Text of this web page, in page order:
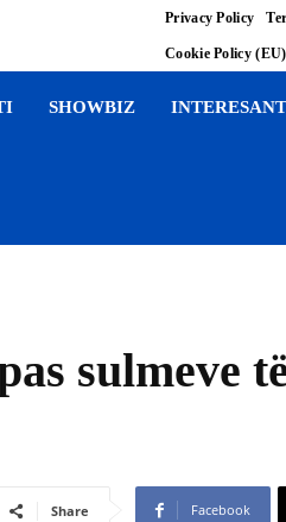
Privacy Policy
Cookie Policy (EU)
SHOWBIZ
sulmeve
Share Facebook